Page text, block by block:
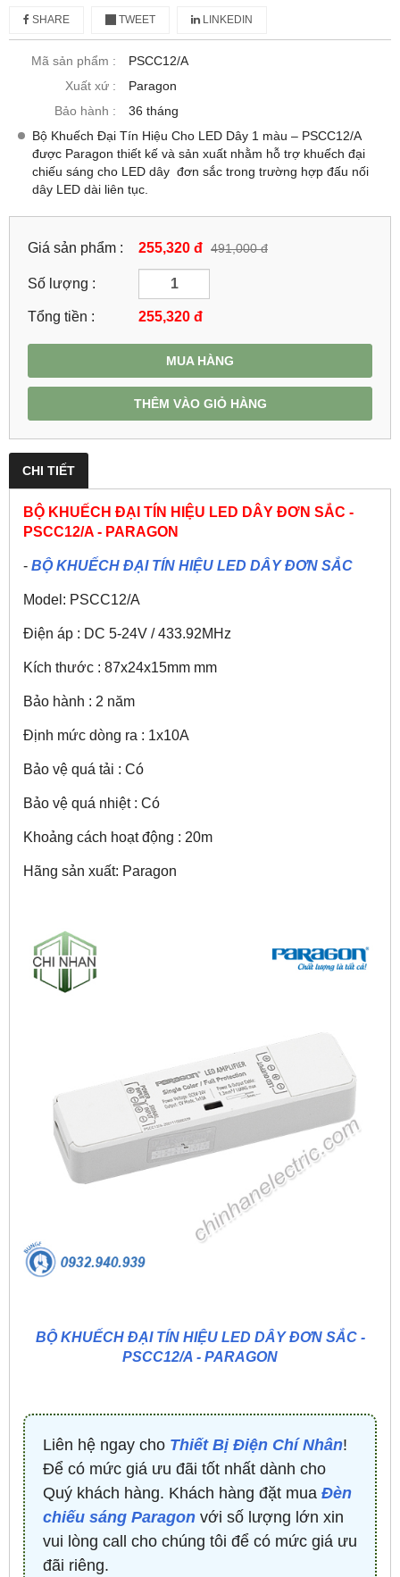
SHARE TWEET LINKEDIN
Mã sản phẩm :
PSCC12/A
Xuất xứ :
Paragon
Bảo hành :
36 tháng
Bộ Khuếch Đại Tín Hiệu Cho LED Dây 1 màu – PSCC12/A
được Paragon thiết kế và sản xuất nhằm hỗ trợ khuếch đại
chiếu sáng cho LED dây đơn sắc trong trường hợp đấu nối
dây LED dài liên tục.
Giá sản phẩm : 255,320 đ 491,000 đ
Số lượng :
Tổng tiền : 255,320 đ
MUA HÀNG
THÊM VÀO GIỎ HÀNG
CHI TIẾT
BỘ KHUẾCH ĐẠI TÍN HIỆU LED DÂY ĐƠN SẮC -
PSCC12/A - PARAGON
- BỘ KHUẾCH ĐẠI TÍN HIỆU LED DÂY ĐƠN SẮC
Model: PSCC12/A
Điện áp : DC 5-24V / 433.92MHz
Kích thước : 87x24x15mm mm
Bảo hành : 2 năm
Định mức dòng ra : 1x10A
Bảo vệ quá tải : Có
Bảo vệ quá nhiệt : Có
Khoảng cách hoạt động : 20m
Hãng sản xuất: Paragon
BỘ KHUẾCH ĐẠI TÍN HIỆU LED DÂY ĐƠN SẮC -
PSCC12/A - PARAGON
Liên hệ ngay cho Thiết Bị Điện Chí Nhân!
Để có mức giá ưu đãi tốt nhất dành cho
Quý khách hàng. Khách hàng đặt mua Đèn
chiếu sáng Paragon với số lượng lớn xin
vui lòng call cho chúng tôi để có mức giá ưu
đãi riêng.